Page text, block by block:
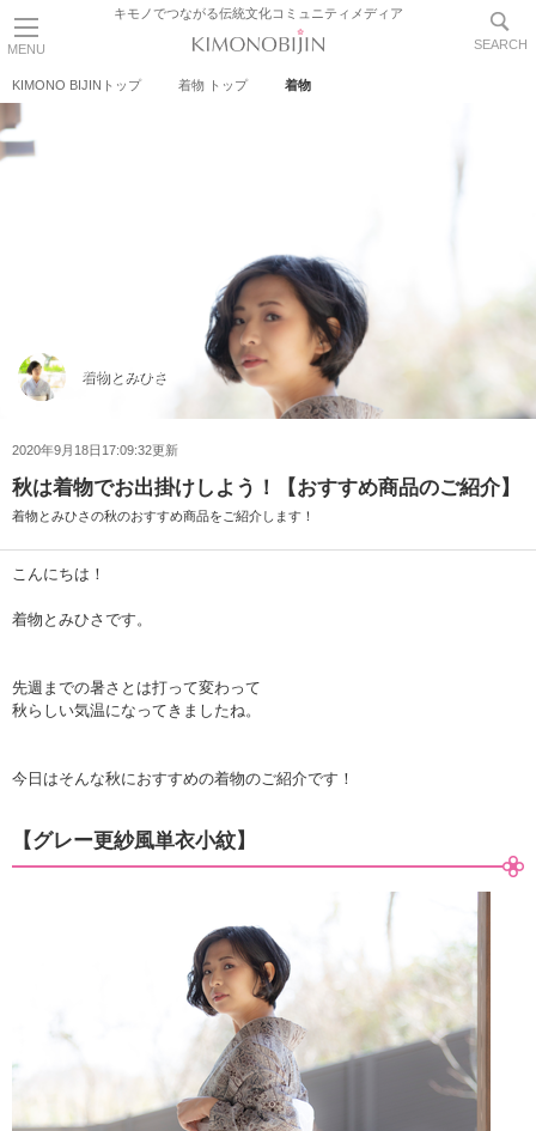
KIMONO BIJINトップ 着物 トップ 着物
着物とみひさ
2020年9月18日17:09:32更新
秋は着物でお出掛けしよう！【おすすめ商品のご紹介】
着物とみひさの秋のおすすめ商品をご紹介します！
こんにちは！
着物とみひさです。
先週までの暑さとは打って変わって
秋らしい気温になってきましたね。
今日はそんな秋におすすめの着物のご紹介です！
【グレー更紗風単衣小紋】
MENU
キモノでつながる伝統文化コミュニティメディア
SEARCH